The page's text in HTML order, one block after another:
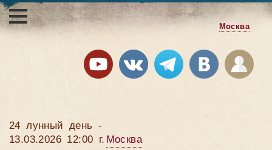
Москва
24 лунный день -
13.03.2026 12:00 г. Москва